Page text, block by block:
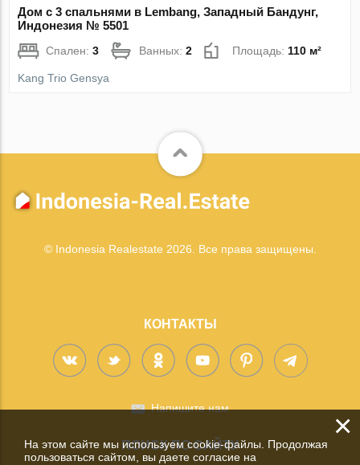
Дом с 3 спальнями в Lembang, Западный Бандунг,
Индонезия № 5501
Спален:3 Ванных:2 Площадь: 110 м²
Kang Trio Gensya
© Indonesia Realestate 2026. Все права защищены.
КОНТАКТЫ
Напишите нам
ПОИСК ПО САЙТУ
×
На этом сайте мы используем cookie-файлы. Продолжая
пользоваться сайтом, вы даете согласие на